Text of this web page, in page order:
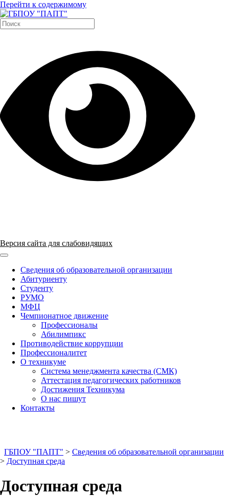
Перейти к содержимому
Версия сайта для слабовидящих
Сведения об образовательной организации
Абитуриенту
Студенту
РУМО
МФЦ
Чемпионатное движение
Профессионалы
Абилимпикс
Противодействие коррупции
Профессионалитет
О техникуме
Система менеджмента качества (СМК)
Аттестация педагогических работников
Достижения Техникума
О нас пишут
Контакты
ГБПОУ "ПАПТ" > Сведения об образовательной организации
> Доступная среда
Доступная среда